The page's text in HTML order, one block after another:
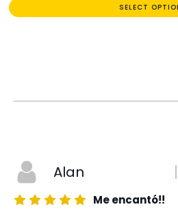
SELECT
Alan
Me encantó!!